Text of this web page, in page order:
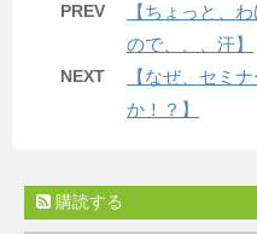
PREV
【ちょっと、
ので、、、汗】
NEXT
【なぜ、セミ
か！？】
購読する